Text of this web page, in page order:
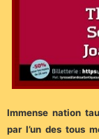
Immense nation
par l’un des tous